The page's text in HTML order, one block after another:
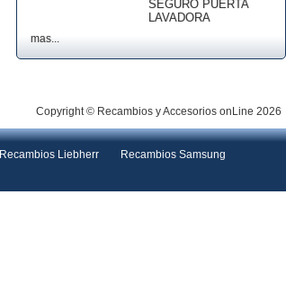
SEGURO PUERTA
LAVADORA
mas...
Copyright © Recambios y Accesorios onLine 2026
Recambios Liebherr
Recambios Samsung